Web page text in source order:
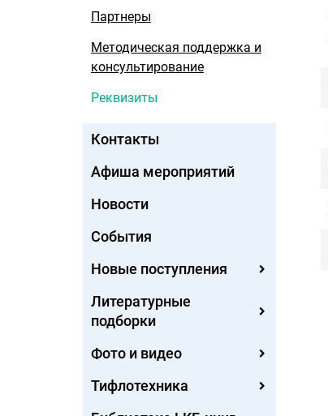
Партнеры
Методическая поддержка и
консультирование
Реквизиты
Контакты
Афиша мероприятий
Новости
События
Новые поступления
Литературные
подборки
Фото и видео
Тифлотехника